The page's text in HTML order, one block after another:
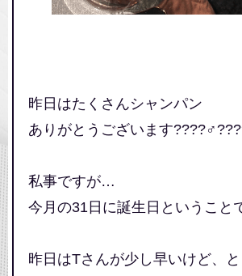
昨日はたくさんシャンパン
ありがとうございます
私事ですが…
今月の31日に誕生日ということ
昨日はTさんが少し早いけど、と